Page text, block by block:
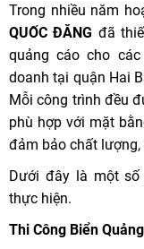
Trong nhiều năm
QUỐC ĐĂNG đã
quảng cáo cho
doanh tại quận Hai
Mỗi công trình đều
phù hợp với mặt
đảm bảo chất
Dưới đây là một
thực hiện.
Thi Công Biển